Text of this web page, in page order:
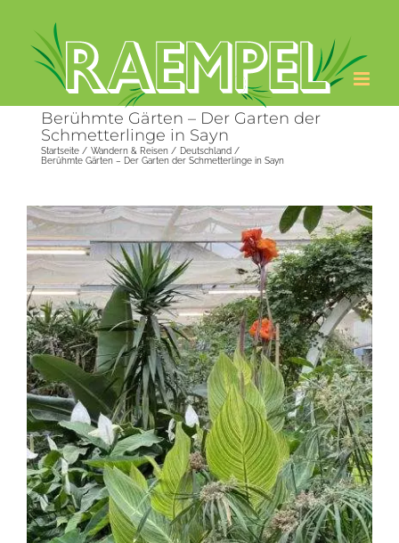
springen
Berühmte Gärten – Der Garten der
Schmetterlinge in Sayn
Startseite Wandern & Reisen
Deutschland
Berühmte Gärten – Der Garten der Schmetterlinge in Sayn
Zeige
grösseres
Bild